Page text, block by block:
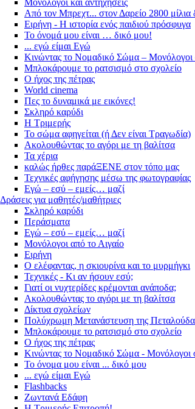
Μονόλογοι και αντηχήσεις
Από τον Μπρεχτ... στον Δαρείο 2800 μίλια
Ειρήνη - Η ιστορία ενός παιδιού πρόσφυγα
Το όνομά μου είναι … δικό μου!
... εγώ είμαι Εγώ
Κινώντας το Νομαδικό Σώμα – Μονόλογοι
Μπλοκάρουμε το ρατσισμό στο σχολείο
Ο ήχος της πέτρας
World cinema
Πες το δυναμικά με εικόνες!
Σκληρό καρύδι
Η Τριμερής
Το σώμα αφηγείται (ή Δεν είναι Τραγωδία)
Ακολουθώντας το αγόρι με τη βαλίτσα
Τα χέρια
καλώς ήρθες παράΞΕΝΕ στον τόπο μας
Τεχνικές αφήγησης μέσω της φωτογραφίας
Εγώ – εσύ – εμείς… μαζί
Δράσεις για μαθητές/μαθήτριες
Σκληρό καρύδι
Περάσματα
Εγώ – εσύ – εμείς… μαζί
Μονόλογοι από το Αιγαίο
Ειρήνη
Ο ελέφαντας, η σκιουρίνα και το μυρμήγκι
Τεχνικές - Κι αν ήσουν εσύ;
Γιατί οι νυχτερίδες κρέμονται ανάποδα;
Ακολουθώντας το αγόρι με τη βαλίτσα
Δίκτυα σχολείων
Πολύχρωμη Μετανάστευση της
Μπλοκάρουμε το ρατσισμό στο σχολείο
Ο ήχος της πέτρας
Κινώντας το Νομαδικό Σώμα - Μονόλογοι
Το όνομα μου είναι ... δικό μου
... εγώ είμαι Εγώ
Flashbacks
Ζωντανά Εδάφη